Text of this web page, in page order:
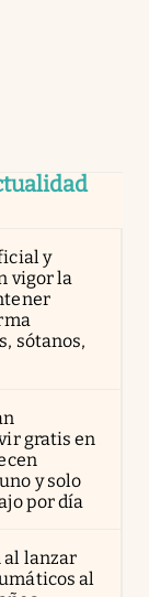
y
vigor la
sótanos,
gratis en
y solo
por día
al lanzar
al